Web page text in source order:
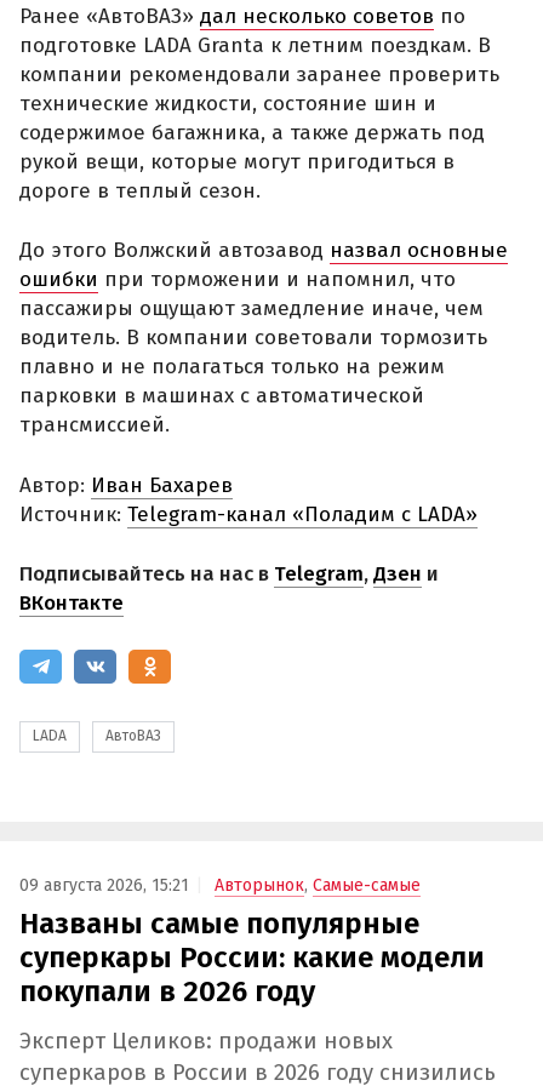
Ранее «АвтоВАЗ» дал несколько советов по
подготовке LADA Granta к летним поездкам. В
компании рекомендовали заранее проверить
технические жидкости, состояние шин и
содержимое багажника, а также держать под
рукой вещи, которые могут пригодиться в
дороге в теплый сезон.
До этого Волжский автозавод назвал основные
ошибки при торможении и напомнил, что
пассажиры ощущают замедление иначе, чем
водитель. В компании советовали тормозить
плавно и не полагаться только на режим
парковки в машинах с автоматической
трансмиссией.
Автор: Иван Бахарев
Источник: Telegram-канал «Поладим с LADA»
Подписывайтесь на нас в Telegram,Дзен и
ВКонтакте
LADA АвтоВАЗ
09 августа 2026, 15:21 Авторынок, Самые-самые
Названы самые популярные
суперкары России: какие модели
покупали в 2026 году
Эксперт Целиков: продажи новых
суперкаров в России в 2026 году снизились